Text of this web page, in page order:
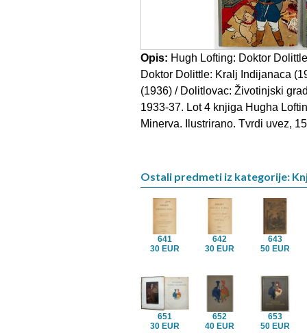
Opis: Hugh Lofting: Doktor
Doktor Dolittle: Kralj Indijanaca
(1936) / Dolitlovac: Životinjski
1933-37. Lot 4 knjiga Hugha
Minerva. Ilustrirano. Tvrdi uvez,
Ostali predmeti iz kategorije:
641
30 EUR
642
30 EUR
643
50 EUR
651
30 EUR
652
40 EUR
653
50 EUR